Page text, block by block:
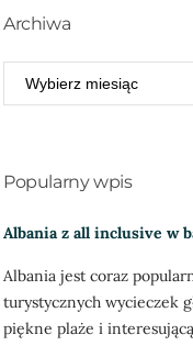
Archiwa
Popularny wpis
Albania z all inclusive w
Albania jest coraz
turystycznych wycieczek
piękne plaże i